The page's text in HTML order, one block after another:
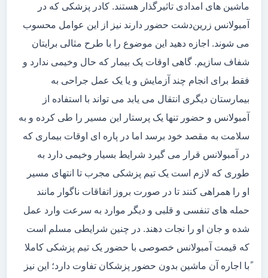
ماشین های امدادی تاثیرگذار هستند. کادر پزشکی که در
آمبولانس زرین‌دشت حضور دارند نیز از این عوامل محسوب
می شوند. اجازه دهید این موضوع را با طرح مثالی برایتان
شفاف سازیم. گاهی اوقات یک بیمار که حال وخیمی ندارد و
فقط برای انجام چند آزمایش و یا یک عمل جراحی به
بیمارستان دیگری انتقال می یابد می تواند با استفاده از
آمبولانس و حضور تنها یک پرستار این مسیر را طی کرده و به
سلامت به مقصد خود برسد اما در پاره ای اوقات بیماری که
در آمبولانس قرار می گیرد شرایط بسیار وخیمی دارد به
طوری که لازم است یک تیم پزشکی مجرب تا انتهای مسیر
او را همراهی کنند تا در صورت بروز اتفاقات ناگوار مانند
حمله های تنفسی و قلبی و دیگر موارد به سرعت وارد عمل
شده و جان او را نجات دهند. در چنین شرایطی مسلم است
که قیمت آمبولانس خصوصی با حضور یک تیم پزشکی کاملا
ًبا اجاره آن ماشین بدون حضور پزشکان تفاوت دارد؛ این نیز